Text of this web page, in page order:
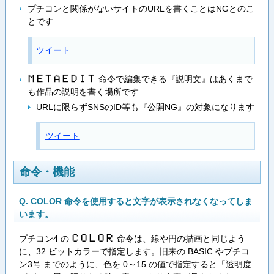
プチコンと関係がないサイトのURLを書くことはNGとのこ
とです
ツイート
M​E​T​A​E​D​I​T
命令で編集できる『説明文』はあくまで
も作品の説明を書く場所です
URLに限らずSNSのID等も『公開NG』の対象になります
ツイート
命令・機能
Q. COLOR 命令を使用すると文字が表示されなくなってしま
います。
プチコン4 の C​O​L​O​R 命令は、線や円の描画と同じよう
に、32 ビットカラーで指定します。旧来の BASIC やプチコ
ン3号 までのように、色を 0～15 の値で指定すると「透明度